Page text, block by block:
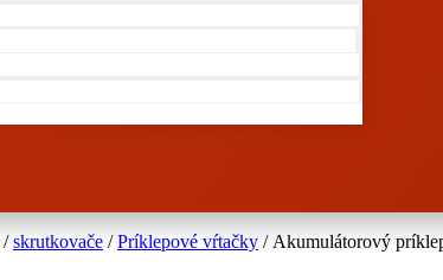
/skrutkovače /Príklepové vŕtačky / Akumulátorový